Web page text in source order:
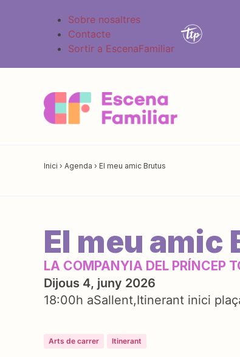
Sobre nosaltres
Contacte
Sortir a EscenaFamiliar
Inici › Agenda › El meu amic Brutus
El meu amic
LA COMPANYIA DEL PRÍNCEP
Dijous 4, juny 2026
18:00h aSallent Itinerant inici
Arts de carrer Itinerant